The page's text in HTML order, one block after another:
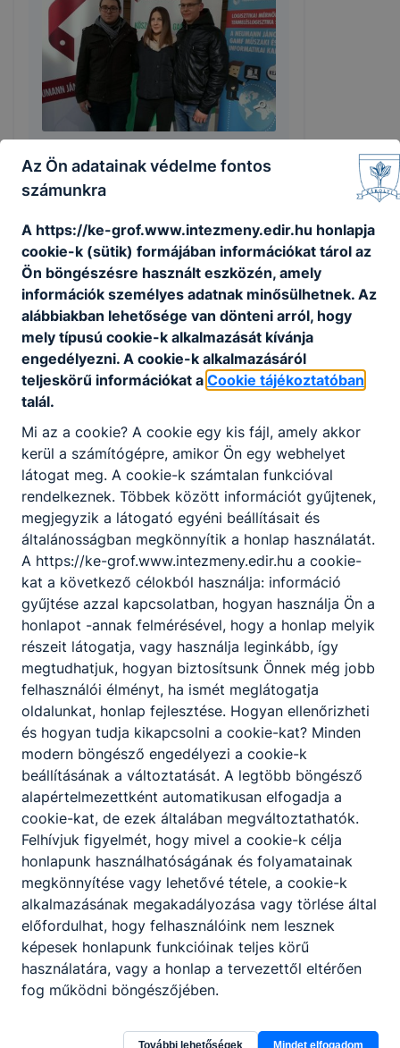
Életképek
2021. december 5.
2021. szeptember 26. Hírszerkesztő
Partnereink
Az Ön adatainak védelme fontos
számunkra
A https://ke-grof.www.intezmeny.edir.hu honlapja
cookie-k (sütik) formájában információkat tárol az
Ön böngészésre használt eszközén, amely
információk személyes adatnak minősülhetnek. Az
alábbiakban lehetősége van dönteni arról, hogy
mely típusú cookie-k alkalmazását kívánja
engedélyezni. A cookie-k alkalmazásáról
teljeskörű információkat a Cookie tájékoztatóban
talál.
Mi az a cookie? A cookie egy kis fájl, amely akkor
kerül a számítógépre, amikor Ön egy webhelyet
látogat meg. A cookie-k számtalan funkcióval
rendelkeznek. Többek között információt gyűjtenek,
megjegyzik a látogató egyéni beállításait és
általánosságban megkönnyítik a honlap használatát.
A https://ke-grof.www.intezmeny.edir.hu a cookie-
kat a következő célokból használja: információ
gyűjtése azzal kapcsolatban, hogyan használja Ön a
honlapot -annak felmérésével, hogy a honlap melyik
részeit látogatja, vagy használja leginkább, így
megtudhatjuk, hogyan biztosítsunk Önnek még jobb
felhasználói élményt, ha ismét meglátogatja
oldalunkat, honlap fejlesztése. Hogyan ellenőrizheti
és hogyan tudja kikapcsolni a cookie-kat? Minden
modern böngésző engedélyezi a cookie-k
beállításának a változtatását. A legtöbb böngésző
alapértelmezettként automatikusan elfogadja a
cookie-kat, de ezek általában megváltoztathatók.
Felhívjuk figyelmét, hogy mivel a cookie-k célja
honlapunk használhatóságának és folyamatainak
megkönnyítése vagy lehetővé tétele, a cookie-k
alkalmazásának megakadályozása vagy törlése által
előfordulhat, hogy felhasználóink nem lesznek
képesek honlapunk funkcióinak teljes körű
használatára, vagy a honlap a tervezettől eltérően
fog működni böngészőjében.
További lehetőségek Mindet elfogadom